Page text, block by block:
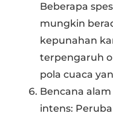
Beberapa
mungkin
kepunahan
terpengaruh
pola cuaca
Bencana
intens: